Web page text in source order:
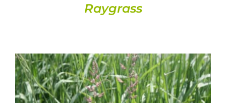
Raygrass